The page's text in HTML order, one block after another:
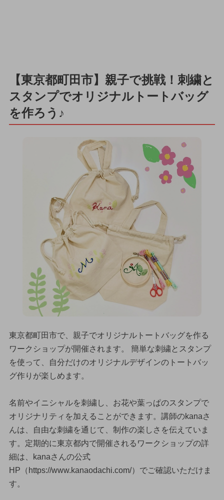
【東京都町田市】親子で挑戦！刺繍と
スタンプでオリジナルトートバッグ
を作ろう♪
東京都町田市で、親子でオリジナルトートバッグを作る
ワークショップが開催されます。 簡単な刺繍とスタンプ
を使って、自分だけのオリジナルデザインのトートバッ
グ作りが楽しめます。
名前やイニシャルを刺繍し、お花や葉っぱのスタンプで
オリジナリティを加えることができます。講師のkanaさ
んは、自由な刺繍を通じて、制作の楽しさを伝えていま
す。定期的に東京都内で開催されるワークショップの詳
細は、kanaさんの公式
HP（https://www.kanaodachi.com/）でご確認いただけま
す。